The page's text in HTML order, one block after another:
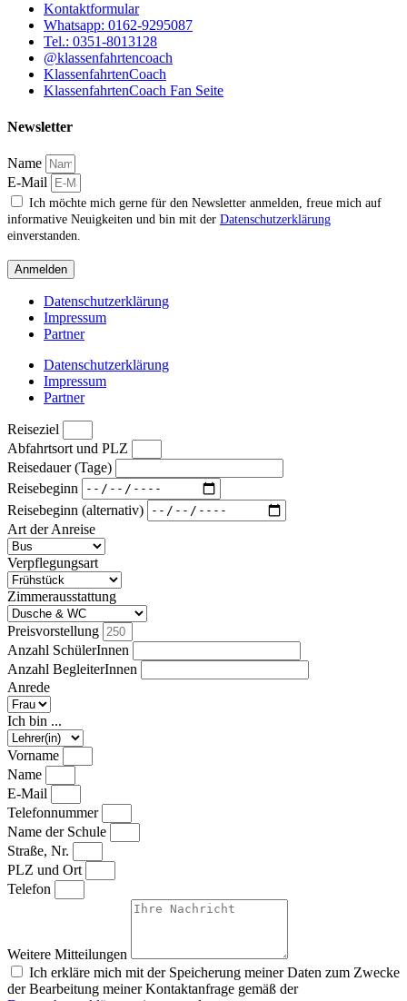
Kontaktformular
Whatsapp: 0162-9295087
Tel.: 0351-8013128
@klassenfahrtencoach
KlassenfahrtenCoach
KlassenfahrtenCoach Fan Seite
Newsletter
Name
E-Mail
Ich möchte mich gerne für den Newsletter anmelden, freue mich auf
informative Neuigkeiten und bin mit der Datenschutzerklärung
einverstanden.
Anmelden
Datenschutzerklärung
Impressum
Partner
Datenschutzerklärung
Impressum
Partner
Reiseziel
Abfahrtsort und PLZ
Reisedauer (Tage)
Reisebeginn
Reisebeginn (alternativ)
Art der Anreise
Verpflegungsart
Zimmerausstattung
Preisvorstellung
Anzahl SchülerInnen
Anzahl BegleiterInnen
Anrede
Ich bin ...
Vorname
Name
E-Mail
Telefonnummer
Name der Schule
Straße, Nr.
PLZ und Ort
Telefon
Weitere Mitteilungen
Ich erkläre mich mit der Speicherung meiner Daten zum Zwecke
der Bearbeitung meiner Kontaktanfrage gemäß der